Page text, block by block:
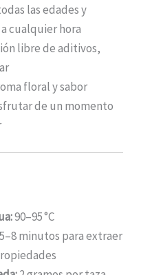
las edades y
cualquier hora
libre de aditivos,
floral y sabor
de un momento
90–95 °C
5–8 minutos para extraer